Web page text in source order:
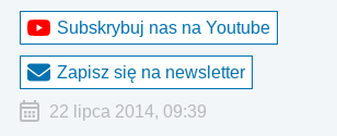
Subskrybuj nas na Youtube
Zapisz się na newsletter
22 lipca 2014, 09:39